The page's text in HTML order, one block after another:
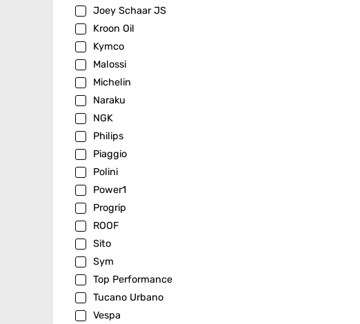
Joey Schaar JS
Kroon Oil
Kymco
Malossi
Michelin
Naraku
NGK
Philips
Piaggio
Polini
Power1
Progrip
ROOF
Sito
Sym
Top Performance
Tucano Urbano
Vespa